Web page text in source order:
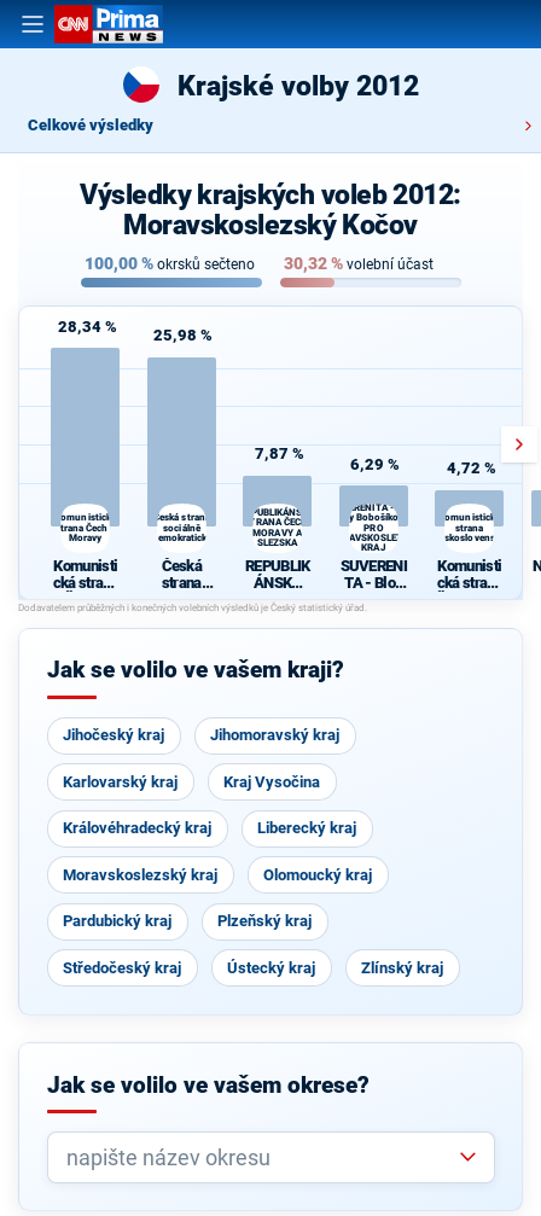
Krajské volby 2012
Celkové výsledky
Výsledky krajských voleb 2012:
Moravskoslezský Kočov
100,00% okrsků sečteno 30,32% volební účast
28,34 %
Komunistická
strana Čech a
Moravy
Komunisti
cká strana
Čech a
Moravy
25,98 %
Česká strana
sociálně
demokratická
Česká
strana
sociálně
demokrati
cká
7,87 %
REPUBLIKÁNSKÁ
STRANA ČECH,
MORAVY A
SLEZSKA
REPUBLIK
ÁNSKÁ
STRANA
ČECH,
MORAVY
SLEZSKA
6,29 %
SUVERENITA - Blok
Jany Bobošíkové -
PRO
MORAVSKOSLEZSKÝ
KRAJ
SUVERENI
TA - Blok
Jany
Bobošíkov
é - PRO
4,72 %
Komunistická
strana
Československa
Komunisti
cká strana
Českoslov
Jak se volilo ve vašem kraji?
Jihočeský kraj Jihomoravský kraj
Karlovarský kraj Kraj Vysočina
Královéhradecký kraj Liberecký kraj
Moravskoslezský kraj Olomoucký kraj
Pardubický kraj Plzeňský kraj
Středočeský kraj Ústecký kraj Zlínský kraj
Jak se volilo ve vašem okrese?